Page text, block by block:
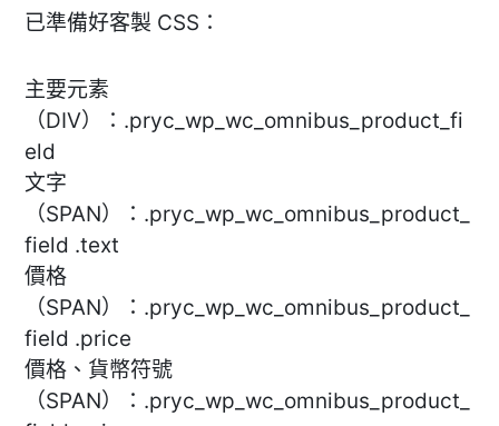
已準備好客製 CSS：
主要元素
（DIV）：.pryc_wp_wc_omnibus_product_fi
eld
文字
（SPAN）：.pryc_wp_wc_omnibus_product_
field .text
價格
（SPAN）：.pryc_wp_wc_omnibus_product_
field .price
價格、貨幣符號
（SPAN）：.pryc_wp_wc_omnibus_product_